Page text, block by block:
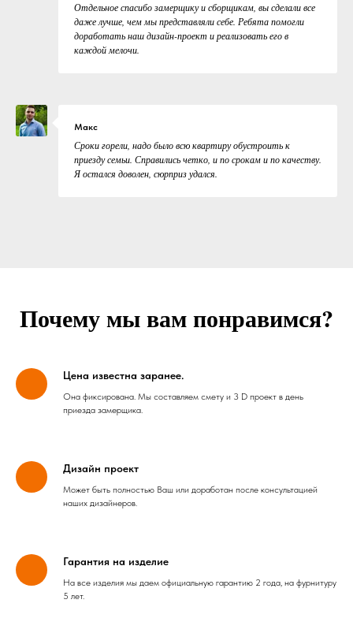
Отдельное спасибо замерщику и сборщикам, вы сделали все
даже лучше, чем мы представляли себе. Ребята помогли
доработать наш дизайн-проект и реализовать его в
каждой мелочи.
Макс
Сроки горели, надо было всю квартиру обустроить к
приезду семьи. Справились четко, и по срокам и по качеству.
Я остался доволен, сюрприз удался.
Почему мы вам понравимся?
Цена известна заранее.
Она фиксирована. Мы составляем смету и 3 D проект в день
приезда замерщика.
Дизайн проект
Может быть полностью Ваш или доработан после консультацией
наших дизайнеров.
Гарантия на изделие
На все изделия мы даем официальную гарантию 2 года, на фурнитуру
5 лет.